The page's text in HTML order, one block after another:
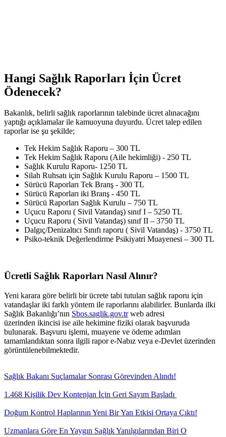
Hangi Sağlık Raporları İçin Ücret
Ödenecek?
Bakanlık, belirli sağlık raporlarının talebinde ücret alınacağını
yaptığı açıklamalar ile kamuoyuna duyurdu. Ücret talep edilen
raporlar ise şu şekilde;
Tek Hekim Sağlık Raporu – 300 TL
Tek Hekim Sağlık Raporu (Aile hekimliği) - 250 TL
Sağlık Kurulu Raporu- 1250 TL
Silah Ruhsatı için Sağlık Kurulu Raporu – 1500 TL
Sürücü Raporları Tek Branş - 300 TL
Sürücü Raporları iki Branş - 450 TL
Sürücü Raporları Sağlık Kurulu – 750 TL
Uçucu Raporu ( Sivil Vatandaş) sınıf I – 5250 TL
Uçucu Raporu ( Sivil Vatandaş) sınıf II – 3750 TL
Dalgıç/Denizaltıcı Sınıfı raporu ( Sivil Vatandaş) - 3750 TL
Psiko-teknik Değerlendirme Psikiyatri Muayenesi – 300 TL
Ücretli Sağlık Raporları Nasıl Alınır?
Yeni karara göre belirli bir ücrete tabi tutulan sağlık raporu için
vatandaşlar iki farklı yöntem ile raporlarını alabilirler. Bunlarda ilki
Sağlık Bakanlığı’nın Sbos.saglik.gov.trweb adresi
üzerinden ikincisi ise aile hekimine fiziki olarak başvuruda
bulunarak. Başvuru işlemi, muayene ve ödeme adımları
tamamlandıktan sonra ilgili rapor e-Nabız veya e-Devlet üzerinden
görüntülenebilmektedir.
Sağlık Bakanı Suçlamalar Sonrası Görevinden Alındı!
1.468 Kişilik Dev Kontenjan İçin Geri Sayım Başladı
Doğum Kontrol Haplarının Yeni Bir Yan Etkisi Ortaya Çıktı!
Uzmanlara Göre En Yaygın Sağlık Yanılgılarından Biri O